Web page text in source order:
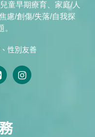
童早期療育、家庭/人
慮/創傷/失落/自我探
性別友善